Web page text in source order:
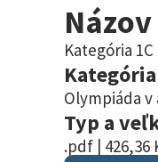
Kategória
Kategória
Olympiáda
Typ a
.pdf | 426,36